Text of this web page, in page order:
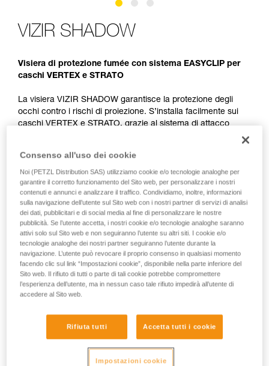
VIZIR SHADOW
Visiera di protezione fumée con sistema EASYCLIP per
caschi VERTEX e STRATO
La visiera VIZIR SHADOW garantisce la protezione degli
occhi contro i rischi di proiezione. S’installa facilmente sui
caschi VERTEX e STRATO, grazie al sistema di attacco
antigraffio e antiappannamento.
How to install visors on Petzl VERTEX ans
STRATO helmets
Mostra tutti i video
Consenso all'uso dei cookie
Noi (PETZL Distribution SAS) utilizziamo cookie e/o tecnologie analoghe per
garantire il corretto funzionamento del Sito web, per personalizzare i nostri
contenuti e annunci e analizzare il traffico. Condividiamo, inoltre, informazioni
sulla navigazione dell’utente sul Sito web con i nostri partner di servizi di analisi
dei dati, pubblicitari e di social media al fine di personalizzare le nostre
pubblicità. Se l’utente accetta, i nostri cookie e/o tecnologie analoghe saranno
attivi solo sul Sito web e non seguiranno l’utente su altri siti. I cookie e/o
tecnologie analoghe dei nostri partner seguiranno l’utente durante la
navigazione. L’utente può revocare il proprio consenso in qualsiasi momento
facendo clic sul link “Impostazioni cookie”, disponibile nella parte inferiore del
Sito web. Il rifiuto di tutti o parte di tali cookie potrebbe compromettere
l’esperienza dell’utente, ma in nessun caso tale rifiuto impedirà all’utente di
accedere al Sito web.
Rifiuta tutti Accetta tutti i cookie
Impostazioni cookie